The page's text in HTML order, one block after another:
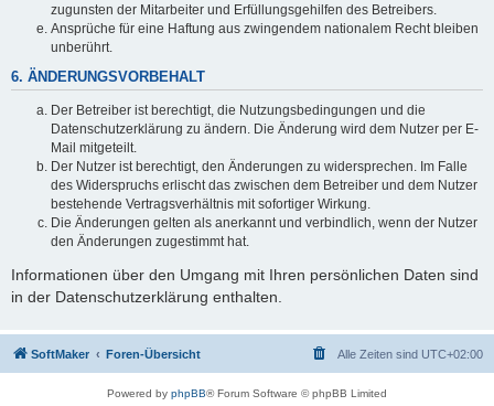
zugunsten der Mitarbeiter und Erfüllungsgehilfen des Betreibers.
Ansprüche für eine Haftung aus zwingendem nationalem Recht bleiben
unberührt.
6. ÄNDERUNGSVORBEHALT
Der Betreiber ist berechtigt, die Nutzungsbedingungen und die
Datenschutzerklärung zu ändern. Die Änderung wird dem Nutzer per E-
Mail mitgeteilt.
Der Nutzer ist berechtigt, den Änderungen zu widersprechen. Im Falle
des Widerspruchs erlischt das zwischen dem Betreiber und dem Nutzer
bestehende Vertragsverhältnis mit sofortiger Wirkung.
Die Änderungen gelten als anerkannt und verbindlich, wenn der Nutzer
den Änderungen zugestimmt hat.
Informationen über den Umgang mit Ihren persönlichen Daten sind
in der Datenschutzerklärung enthalten.
SoftMaker Foren-Übersicht Alle Zeiten sind UTC+02:00
Powered by phpBB® Forum Software © phpBB Limited